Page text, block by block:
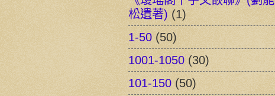
松遺著) (1)
1-50 (50)
1001-1050 (30)
101-150 (50)